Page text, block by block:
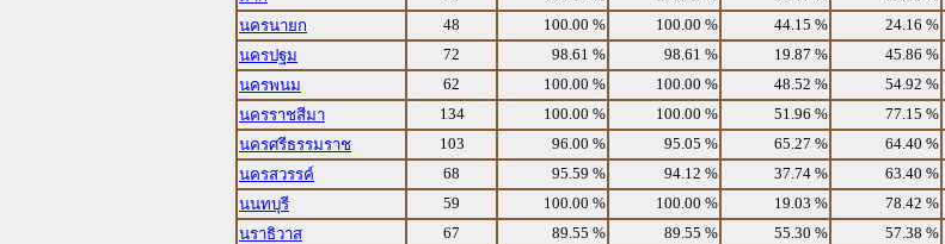
นครนายก
48 100.00 % 100.00 % 44.15 % 24.16 %
นครปฐม
72 98.61 % 98.61 % 19.87 % 45.86 %
นครพนม
62 100.00 % 100.00 % 48.52 % 54.92 %
นครราชสีมา
134 100.00 % 100.00 % 51.96 % 77.15 %
นครศรีธรรมราช
103 96.00 % 95.05 % 65.27 % 64.40 %
นครสวรรค์
68 95.59 % 94.12 % 37.74 % 63.40 %
นนทบุรี
59 100.00 % 100.00 % 19.03 % 78.42 %
นราธิวาส
67 89.55 % 89.55 % 55.30 % 57.38 %